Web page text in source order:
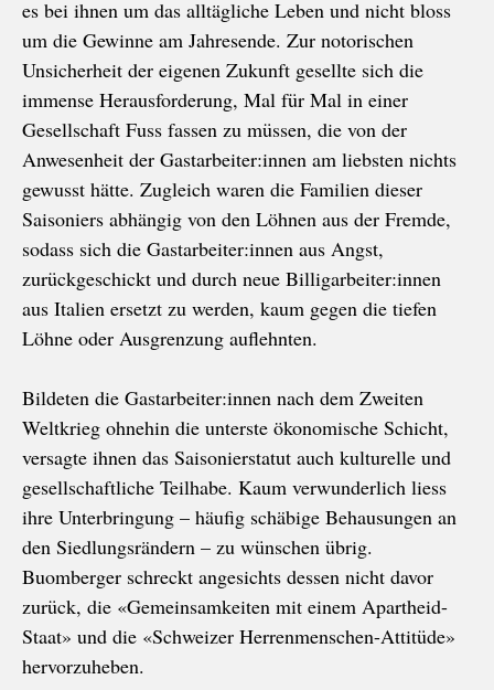
es bei ihnen um das alltägliche Leben und nicht bloss
um die Gewinne am Jahresende. Zur notorischen
Unsicherheit der eigenen Zukunft gesellte sich die
immense Herausforderung, Mal für Mal in einer
Gesellschaft Fuss fassen zu müssen, die von der
Anwesenheit der Gastarbeiter:innen am liebsten nichts
gewusst hätte. Zugleich waren die Familien dieser
Saisoniers abhängig von den Löhnen aus der Fremde,
sodass sich die Gastarbeiter:innen aus Angst,
zurückgeschickt und durch neue Billigarbeiter:innen
aus Italien ersetzt zu werden, kaum gegen die tiefen
Löhne oder Ausgrenzung auflehnten.
Bildeten die Gastarbeiter:innen nach dem Zweiten
Weltkrieg ohnehin die unterste ökonomische Schicht,
versagte ihnen das Saisonierstatut auch kulturelle und
gesellschaftliche Teilhabe. Kaum verwunderlich liess
ihre Unterbringung – häufig schäbige Behausungen an
den Siedlungsrändern – zu wünschen übrig.
Buomberger schreckt angesichts dessen nicht davor
zurück, die «Gemeinsamkeiten mit einem Apartheid-
Staat» und die «Schweizer Herrenmenschen-Attitüde»
hervorzuheben.